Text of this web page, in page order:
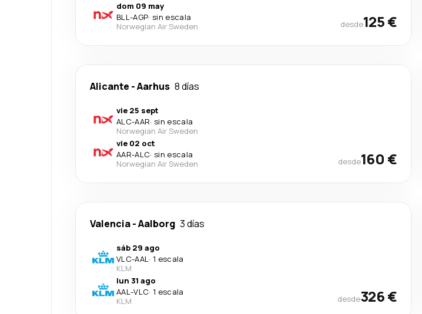
dom 09 may
BLL-AGP· sin escala
Norwegian Air Sweden
desde125 €
Alicante -Aarhus 8 días
vie 25 sept
ALC-AAR· sin escala
Norwegian Air Sweden
vie 02 oct
AAR-ALC· sin escala
Norwegian Air Sweden
desde160 €
Valencia-Aalborg 3 días
sáb 29 ago
VLC-AAL· 1 escala
KLM
lun 31 ago
AAL-VLC· 1 escala
KLM
desde326 €